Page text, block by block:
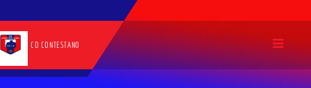
CD CONTESTANO